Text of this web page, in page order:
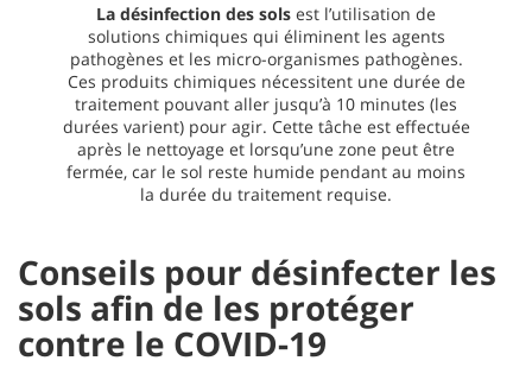
La désinfection des sols est l’utilisation de
solutions chimiques qui éliminent les agents
pathogènes et les micro-organismes pathogènes.
Ces produits chimiques nécessitent une durée de
traitement pouvant aller jusqu’à 10 minutes (les
durées varient) pour agir. Cette tâche est effectuée
après le nettoyage et lorsqu’une zone peut être
fermée, car le sol reste humide pendant au moins
la durée du traitement requise.
Conseils pour désinfecter les
sols afin de les protéger
contre le COVID-19